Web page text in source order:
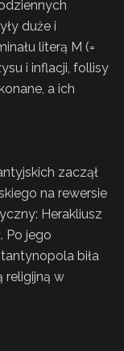
duże i
literą M (=
i inflacji, follisy
a ich
zaczął
na rewersie
Herakliusz
Po jego
biła
religijną w